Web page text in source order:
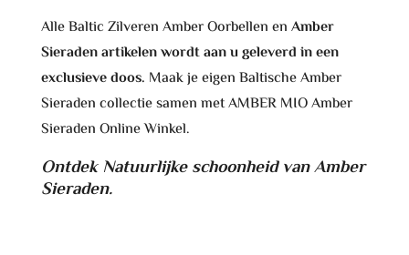
Alle Baltic Zilveren Amber Oorbellen en Amber
Sieraden artikelen wordt aan u geleverd in een
exclusieve doos. Maak je eigen Baltische Amber
Sieraden collectie samen met AMBER MIO Amber
Sieraden Online Winkel.
Ontdek Natuurlijke schoonheid van Amber
Sieraden.